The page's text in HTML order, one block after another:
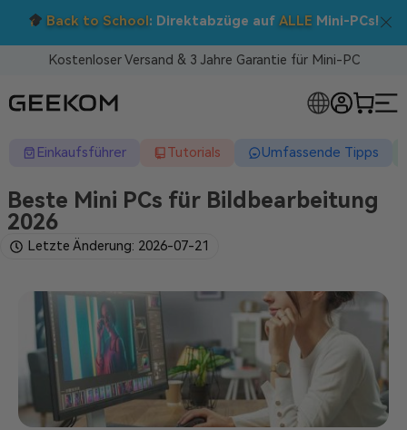
Nutzen Sie den Code BTS05 im Warenkorb.
Kostenloser Versand & 3 Jahre Garantie für Mini-PC
Einkaufsführer Tutorials Umfassende Tipps
Beste Mini PCs für Bildbearbeitung
2026
Letzte Änderung: 2026-07-21
MINI-PCS